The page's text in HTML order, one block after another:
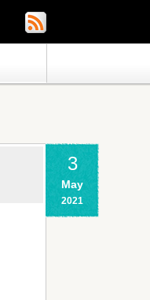
3
May
2021